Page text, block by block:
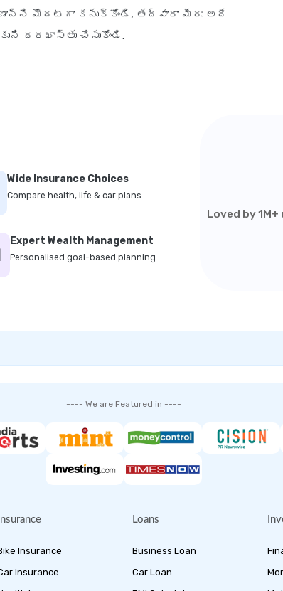
మొదటగా కనుక్కోండి, తద్వారా మీరు అదే
దరఖాస్తు చేసుకోండి.
Wide Insurance Choices
Compare health, life & car plans
Expert Wealth Management
Personalised goal-based planning
Loved by
---- We are Featured in ----
Insurance
Insurance
Insurance
Loans
Business Loan
Car Loan